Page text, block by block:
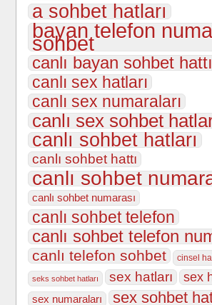
a sohbet hatları
bayan telefon
sohbet
canlı bayan sohbet hattı
canlı sex hatları
canlı sex numaraları
canlı sex sohbet
canlı sohbet hatları
canlı sohbet hattı
canlı sohbet
canlı sohbet numarası
canlı sohbet telefon
canlı sohbet telefon
canlı telefon sohbet cinsel
seks sohbet hatları sex hatları sex
sex numaraları sex sohbet